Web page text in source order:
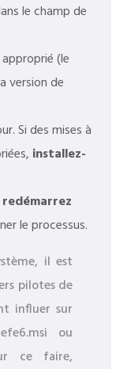
le champ de
(le
version de
Si des mises à
installez-
redémarrez
le processus.
il est
pilotes de
influer sur
ou
ce faire,